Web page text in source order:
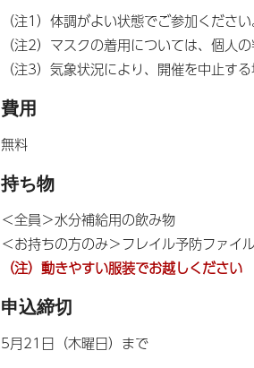
（注1）体調がよい状態でご参加くださ
（注2）マスクの着用については、個人
（注3）気象状況により、開催を中止す
費用
無料
持ち物
＜全員＞水分補給用の飲み物
＜お持ちの方のみ＞フレイル予防ファイ
（注）動きやすい服装でお越しください
申込締切
5月21日（木曜日）まで